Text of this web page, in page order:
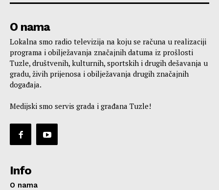
O nama
Lokalna smo radio televizija na koju se računa u realizaciji
programa i obilježavanja značajnih datuma iz prošlosti
Tuzle, društvenih, kulturnih, sportskih i drugih dešavanja u
gradu, živih prijenosa i obilježavanja drugih značajnih
događaja.
Medijski smo servis grada i građana Tuzle!
Info
O nama